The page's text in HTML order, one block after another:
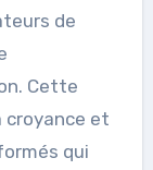
de
Cette
croyance et
qui